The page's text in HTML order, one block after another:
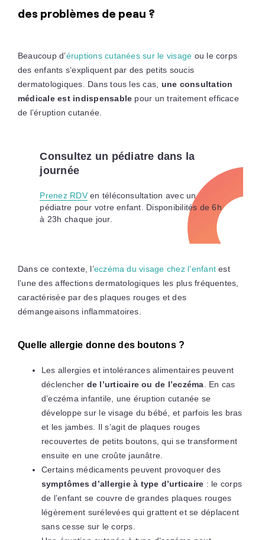
des problèmes de peau ?
Beaucoup d’éruptions cutanées sur le visage ou le corps
des enfants s’expliquent par des petits soucis
dermatologiques. Dans tous les cas, une consultation
médicale est indispensable pour un traitement efficace
de l’éruption cutanée.
Consultez un pédiatre dans la
journée
Prenez RDVen téléconsultation avec un
pédiatre pour votre enfant. Disponibilités de 6h
à 23h chaque jour.
Dans ce contexte, l’eczéma du visage chez l’enfant est
l’une des affections dermatologiques les plus fréquentes,
caractérisée par des plaques rouges et des
démangeaisons inflammatoires.
Quelle allergie donne des boutons ?
Les allergies et intolérances alimentaires peuvent
déclencher de l’urticaire ou de l’eczéma . En cas
d’eczéma infantile, une éruption cutanée se
développe sur le visage du bébé, et parfois les bras
et les jambes. Il s’agit de plaques rouges
recouvertes de petits boutons, qui se transforment
ensuite en une croûte jaunâtre.
Certains médicaments peuvent provoquer des
symptômes d’allergie à type d’urticaire : le corps
de l’enfant se couvre de grandes plaques rouges
légèrement surélevées qui grattent et se déplacent
sans cesse sur le corps.